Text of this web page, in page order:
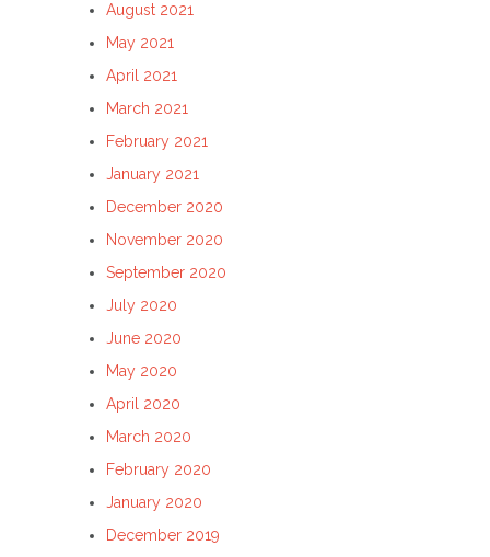
August 2021
May 2021
April 2021
March 2021
February 2021
January 2021
December 2020
November 2020
September 2020
July 2020
June 2020
May 2020
April 2020
March 2020
February 2020
January 2020
December 2019